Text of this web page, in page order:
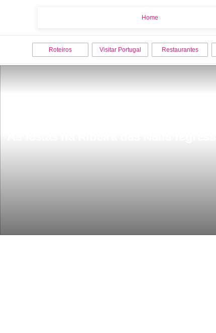
Home
Roteiros Visitar Portugal Restaurantes